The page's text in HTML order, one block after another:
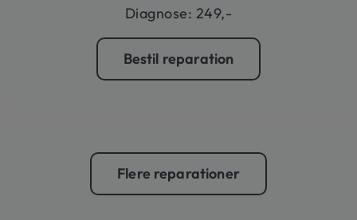
Diagnose: 249,-
Bestil reparation
Flere reparationer